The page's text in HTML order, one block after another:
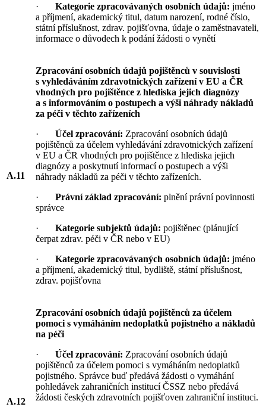
· Kategorie zpracovávaných osobních údajů: jméno
a příjmení, akademický titul, datum narození, rodné číslo,
státní příslušnost, zdrav. pojišťovna, údaje o zaměstnavateli,
informace o důvodech k podání žádosti o vynětí
A.11
Zpracování osobních údajů pojištěnců v souvislosti
s vyhledáváním zdravotnických zařízení v EU a ČR
vhodných pro pojištěnce z hlediska jejich diagnózy
a s informováním o postupech a výši náhrady nákladů
za péči v těchto zařízeních
· Účel zpracování: Zpracování osobních údajů
pojištěnců za účelem vyhledávání zdravotnických zařízení
v EU a ČR vhodných pro pojištěnce z hlediska jejich
diagnózy a poskytnutí informací o postupech a výši
náhrady nákladů za péči v těchto zařízeních.
· Právní základ zpracování: plnění právní povinnosti
správce
· Kategorie subjektů údajů: pojištěnec (plánující
čerpat zdrav. péči v ČR nebo v EU)
· Kategorie zpracovávaných osobních údajů: jméno
a příjmení, akademický titul, bydliště, státní příslušnost,
zdrav. pojišťovna
A.12
Zpracování osobních údajů pojištěnců za účelem
pomoci s vymáháním nedoplatků pojistného a nákladů
na péči
· Účel zpracování: Zpracování osobních údajů
pojištěnců za účelem pomoci s vymáháním nedoplatků
pojistného. Správce buď předává žádosti o vymáhání
pohledávek zahraničních institucí ČSSZ nebo předává
žádosti českých zdravotních pojišťoven zahraniční instituci.